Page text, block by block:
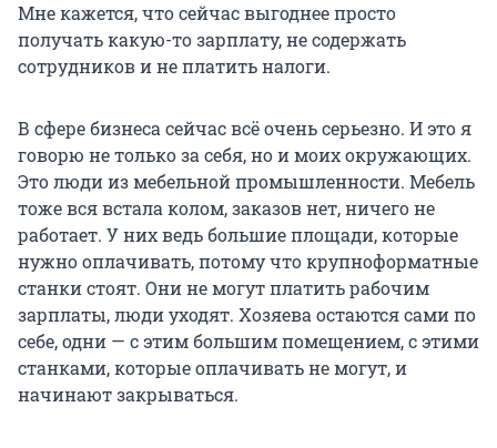
Мне кажется, что сейчас выгоднее просто
получать какую-то зарплату, не содержать
сотрудников и не платить налоги.
В сфере бизнеса сейчас всё очень серьезно. И это я
говорю не только за себя, но и моих окружающих.
Это люди из мебельной промышленности. Мебель
тоже вся встала колом, заказов нет, ничего не
работает. У них ведь большие площади, которые
нужно оплачивать, потому что крупноформатные
станки стоят. Они не могут платить рабочим
зарплаты, люди уходят. Хозяева остаются сами по
себе, одни — с этим большим помещением, с этими
станками, которые оплачивать не могут, и
начинают закрываться.